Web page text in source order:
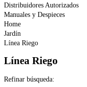
Distribuidores Autorizados
Manuales y Despieces
Home
Jardín
Línea Riego
Línea Riego
Refinar búsqueda: